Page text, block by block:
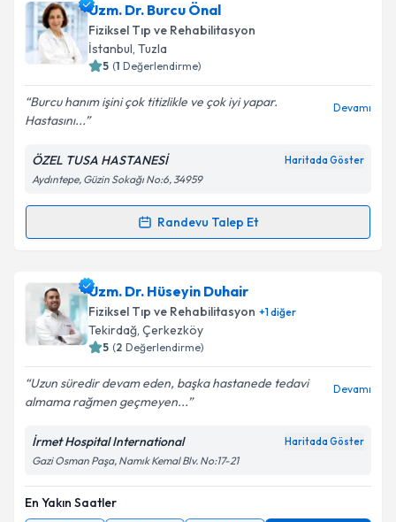
takvim hazırlandığında e-posta ile bilgilendireceğiz.
E-posta Adresiniz
'ni okudum ve kişisel verilerimin belirtilen
kapsamda işlenmesini kabul ediyorum.
Takvim Talebini Gönder
Uzm. Dr. Burcu Önal
Fiziksel Tıp ve Rehabilitasyon
İstanbul, Tuzla
5 (1 Değerlendirme)
Burcu hanım işini çok titizlikle ve çok iyi yapar.
Hastasını...
Devamı
ÖZEL TUSA HASTANESİ Haritada Göster
Aydıntepe, Güzin Sokağı No:6, 34959
Randevu Talep Et
Randevu Takvimi Talebi
Uzm. Dr. Burcu Önaliçin randevu takvimi talebi
oluşturun. Size bu uzmandan randevu almanız için bir
takvim hazırlandığında e-posta ile bilgilendireceğiz.
Kişisel verilerimin işlenmesine ilişkin
Aydınlatma
Metni'ni okudum ve kişisel verilerimin belirtilen
kapsamda işlenmesini kabul ediyorum.
Uzm. Dr. Hüseyin Duhair
Fiziksel Tıp ve Rehabilitasyon +1diğer
Tekirdağ, Çerkezköy
5 (2 Değerlendirme)
Uzun süredir devam eden, başka hastanede tedavi
almama rağmen geçmeyen...
Devamı
İrmet Hospital International Haritada Göster
Gazi Osman Paşa, Namık Kemal Blv. No:17-21
En Yakın Saatler